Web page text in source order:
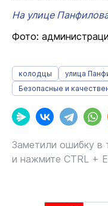
На улице
Фото:
колодцы улица
Безопасные и
Заметили ошибку в
и нажмите CTRL +